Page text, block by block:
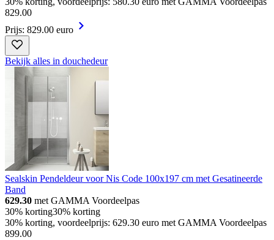
829.00
Prijs: 829.00 euro
Bekijk alles in douchedeur
Sealskin Pendeldeur voor Nis Code 100x197 cm met Gesatineerde
Band
629.30 met GAMMA Voordeelpas
30% korting30% korting
30% korting, voordeelprijs: 629.30 euro met GAMMA Voordeelpas
899.00